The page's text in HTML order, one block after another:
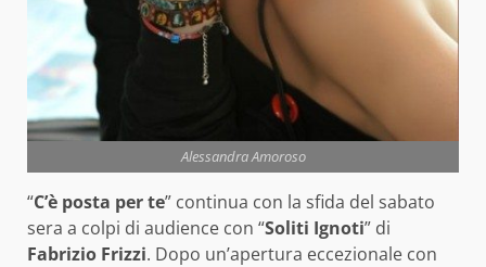
Alessandra Amoroso
“C’è posta per te” continua con la sfida del sabato
sera a colpi di audience con “Soliti Ignoti” di
Fabrizio Frizzi. Dopo un’apertura eccezionale con